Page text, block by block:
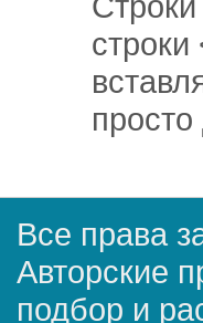
Все права
Авторские
подбор и